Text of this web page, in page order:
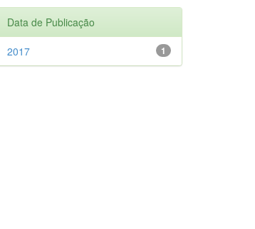
Data de Publicação
1
2017